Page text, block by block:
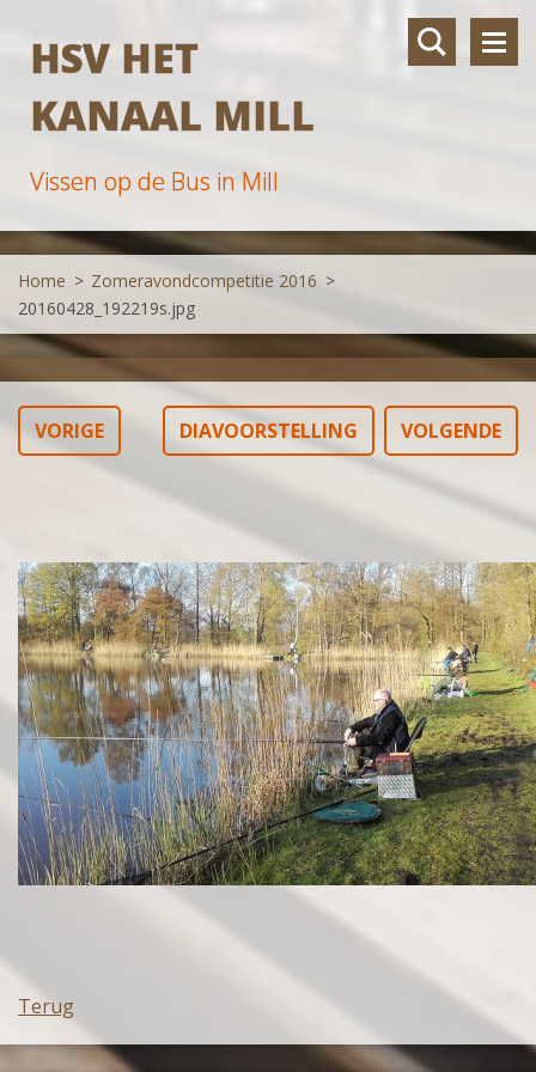
HSV HET
KANAAL MILL
Vissen op de Bus in Mill
Home > Zomeravondcompetitie 2016 >
20160428_192219s.jpg
VORIGE DIAVOORSTELLING VOLGENDE
Terug